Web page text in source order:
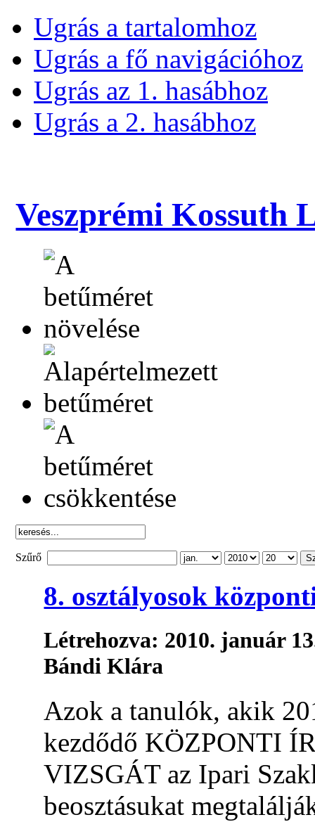
Ugrás a tartalomhoz
Ugrás a fő navigációhoz
Ugrás az 1. hasábhoz
Ugrás a 2. hasábhoz
Veszprémi Kossuth
Szűrő
8. osztályosok
Létrehozva: 2010. január
Bándi Klára
Azok a tanulók, akik
kezdődő KÖZPONTI
VIZSGÁT az Ipari
beosztásukat